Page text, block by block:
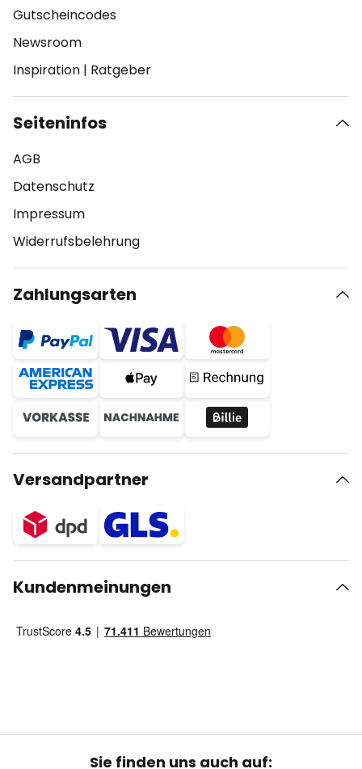
Gutscheincodes
Newsroom
Inspiration | Ratgeber
Seiteninfos
AGB
Datenschutz
Impressum
Widerrufsbelehrung
Zahlungsarten
Versandpartner
Kundenmeinungen
Sie finden uns auch auf: